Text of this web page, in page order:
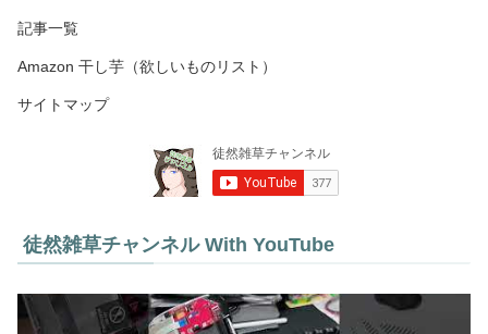
記事一覧
Amazon 干し芋（欲しいものリスト）
サイトマップ
徒然雑草チャンネル With YouTube